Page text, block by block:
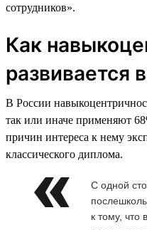
сотрудников».
Как
развивается
В России
так или иначе применяют
причин интереса к нему
классического диплома.
С одной
к тому,